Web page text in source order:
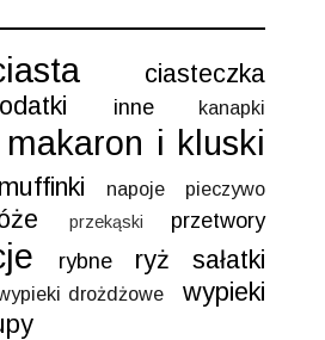
ciasteczka
inne kanapki
makaron i kluski
muffinki napoje pieczywo
przekąski przetwory
rybne ryż
sałatki
drożdżowe
wypieki